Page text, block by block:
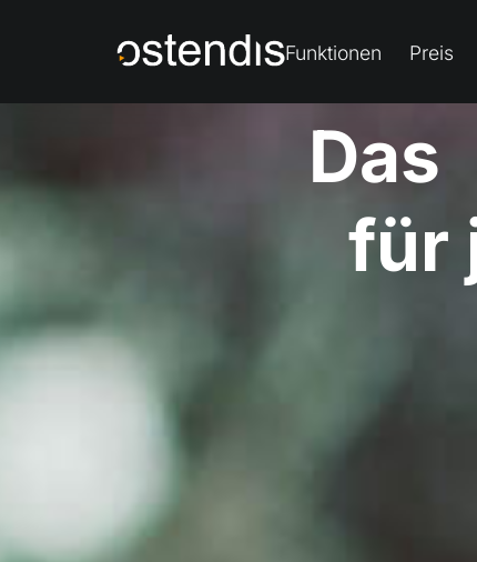
Funktionen Preis
Dasunk